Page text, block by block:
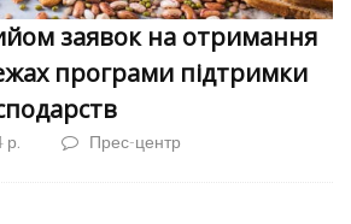
заявок на отримання
програми підтримки
Прес-центр